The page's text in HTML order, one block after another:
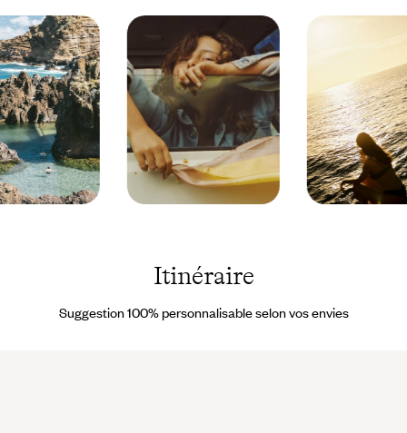
GuarryItinéraire
Suggestion 100% personnalisable selon vos envies